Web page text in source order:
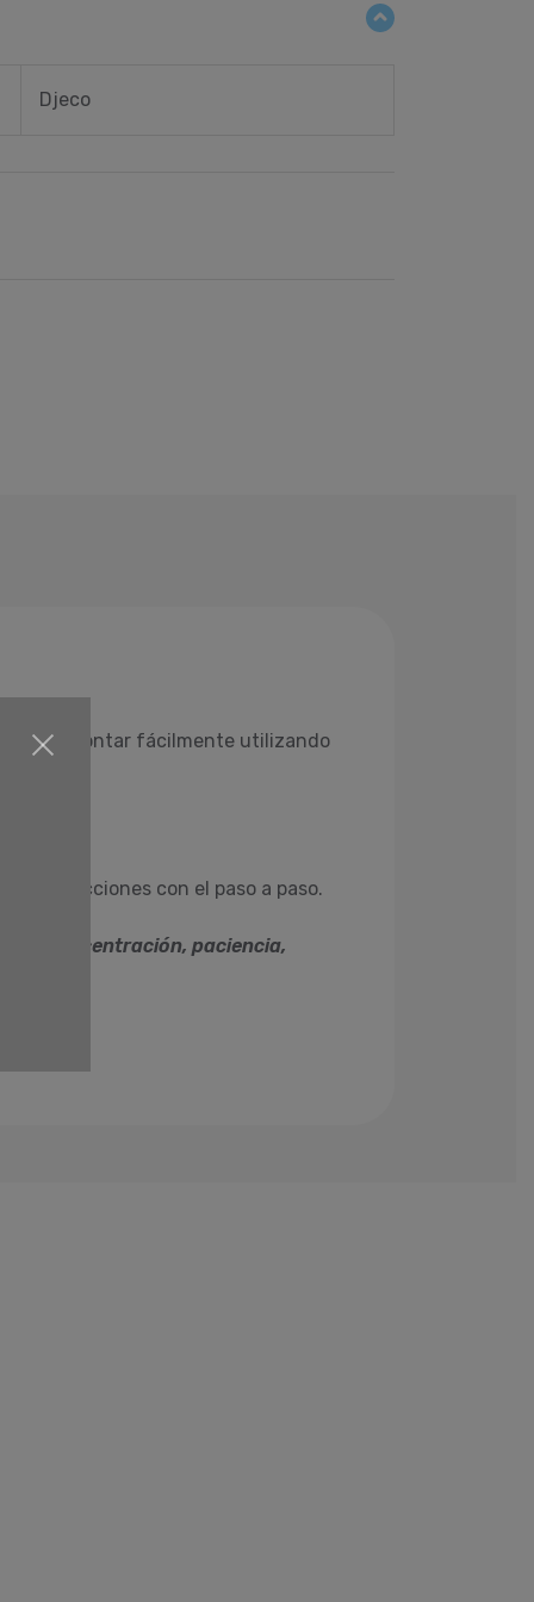
Djeco
montar fácilmente utilizando
instrucciones con el paso a paso.
concentración, paciencia,